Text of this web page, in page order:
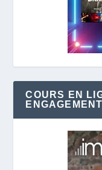
COURS EN
ENGAGEMENT